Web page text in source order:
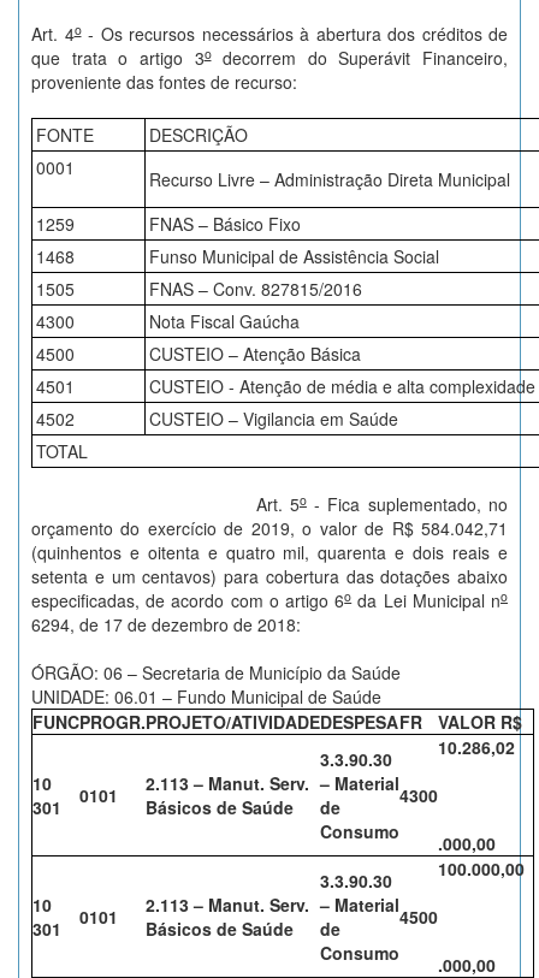
Art. 4o- Os recursos necessários à abertura dos créditos de
que trata o artigo 3odecorrem do Superávit Financeiro,
proveniente das fontes de recurso:
FONTE
DESCRIÇÃO
0001
Recurso Livre – Administração Direta Municipal
1259
FNAS – Básico Fixo
1468
Funso Municipal de Assistência Social
1505
FNAS – Conv. 827815/2016
4300
Nota Fiscal Gaúcha
4500
CUSTEIO – Atenção Básica
4501
CUSTEIO - Atenção de média e alta complexidade
4502
CUSTEIO – Vigilancia em Saúde
TOTAL
Art. 5o- Fica suplementado, no
orçamento do exercício de 2019, o valor de R$ 584.042,71
(quinhentos e oitenta e quatro mil, quarenta e dois reais e
setenta e um centavos) para cobertura das dotações abaixo
especificadas, de acordo com o artigo 6oda Lei Municipal no
6294, de 17 de dezembro de 2018:
ÓRGÃO: 06 – Secretaria de Município da Saúde
UNIDADE: 06.01 – Fundo Municipal de Saúde
FUNCPROGR.PROJETO/ATIVIDADEDESPESAFR VALOR R$
10
301
0101
2.113 – Manut. Serv.
Básicos de Saúde
3.3.90.30
– Material
de
Consumo
4300
10.286,02
.000,00
10
301
0101
2.113 – Manut. Serv.
Básicos de Saúde
3.3.90.30
– Material
de
Consumo
4500
100.000,00
.000,00